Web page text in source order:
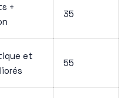
+
35
et
55